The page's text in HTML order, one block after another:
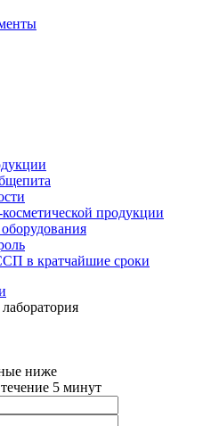
продукции
в кратчайшие сроки
ниже
5 минут